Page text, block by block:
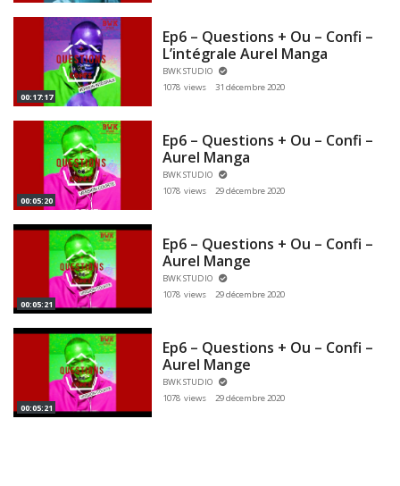
00:17:17
Ep6 – Questions + Ou – Confi –
L’intégrale Aurel Manga
BWK STUDIO
1078 views
31 décembre 2020
00:05:20
Ep6 – Questions + Ou – Confi –
Aurel Manga
BWK STUDIO
1078 views
29 décembre 2020
00:05:21
Ep6 – Questions + Ou – Confi –
Aurel Mange
BWK STUDIO
1078 views
29 décembre 2020
00:05:21
Ep6 – Questions + Ou – Confi –
Aurel Mange
BWK STUDIO
1078 views
29 décembre 2020